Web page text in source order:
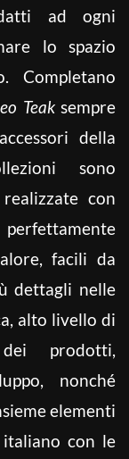
ad ogni
lo spazio
Completano
Teaksempre
della
sono
con
facili da
dettagli nelle
alto livello di
prodotti,
nonché
elementi
con le